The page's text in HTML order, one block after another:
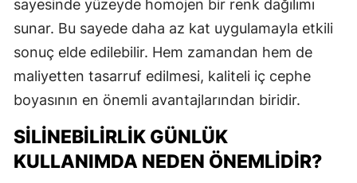
sayesinde yüzeyde homojen bir renk dağılımı
sunar. Bu sayede daha az kat uygulamayla etkili
sonuç elde edilebilir. Hem zamandan hem de
maliyetten tasarruf edilmesi, kaliteli iç cephe
boyasının en önemli avantajlarından biridir.
SILINEBILIRLIK GÜNLÜK
KULLANIMDA NEDEN ÖNEMLIDIR?